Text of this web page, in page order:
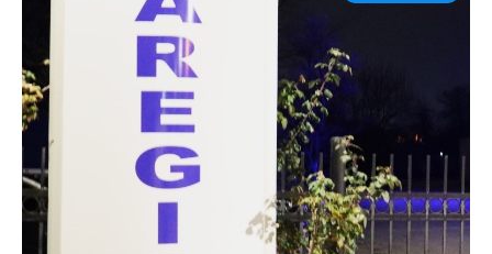
Adaugă aici textul pentru
subtitluAdaugă aici
textul pentru
subtitluAdaugă aici
textul pentru
subtitluAdaugă aici
textul pentru subti